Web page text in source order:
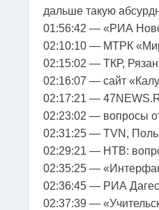
дальше такую
01:56:42 — «РИА
02:10:10 — МТРК
02:15:02 — ТКР,
02:16:07 — сайт
02:17:21 —
02:23:02 — вопросы
02:31:25 — TVN,
02:29:21 — НТВ:
02:35:25 —
02:36:45 — РИА
02:37:39 —